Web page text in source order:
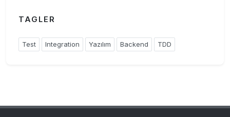
TAGLER
Test Integration Yazılım Backend TDD